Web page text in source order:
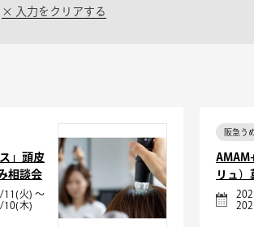
入力をクリアする
」頭皮
相談会
火) ～
10(木)
阪急う
リュ）